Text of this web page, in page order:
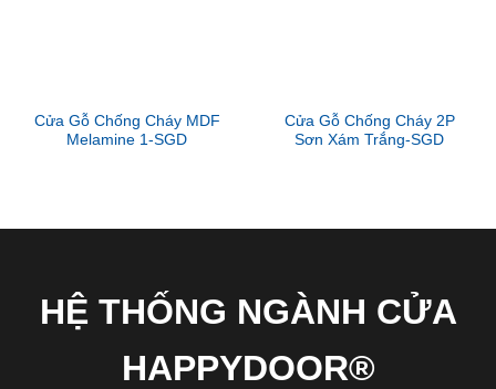
Cửa Gỗ Chống Cháy MDF
Melamine 1-SGD
Cửa Gỗ Chống Cháy 2P
Sơn Xám Trắng-SGD
HỆ THỐNG NGÀNH CỬA
HAPPYDOOR®